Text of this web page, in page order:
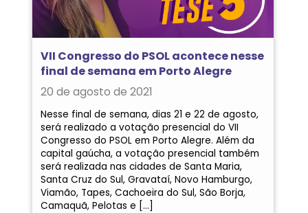
VII Congresso do PSOL acontece nesse
final de semana em Porto Alegre
20 de agosto de 2021
Nesse final de semana, dias 21 e 22 de agosto,
será realizado a votação presencial do VII
Congresso do PSOL em Porto Alegre. Além da
capital gaúcha, a votação presencial também
será realizada nas cidades de Santa Maria,
Santa Cruz do Sul, Gravataí, Novo Hamburgo,
Viamão, Tapes, Cachoeira do Sul, São Borja,
Camaquã, Pelotas e […]